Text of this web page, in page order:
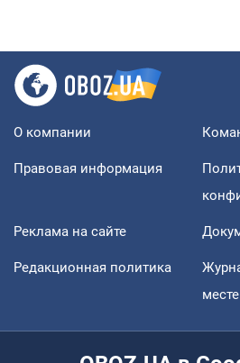
О компании
Правовая информация
Реклама на сайте
Редакционная политика